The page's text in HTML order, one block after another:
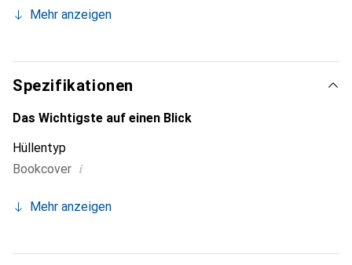
unverzichtbaren Accessoire für Ihr Smartphone.
die Marke Noreve eine sichere Wahl für eine
anspruchsvolle Kundschaft.
Mehr anzeigen
Spezifikationen
Das Wichtigste auf einen Blick
Hüllentyp
Bookcover i
Mehr anzeigen